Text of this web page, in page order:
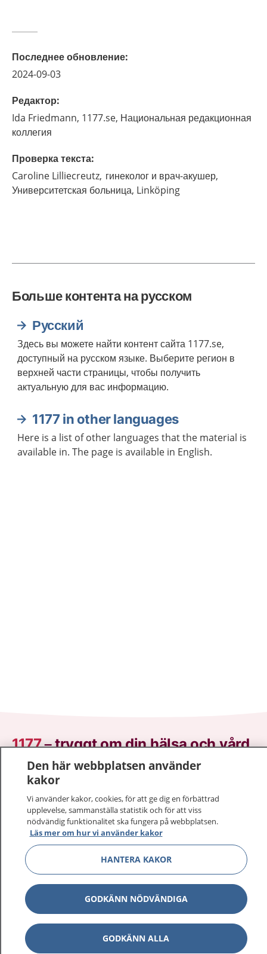
Последнее обновление:
2024-09-03
Редактор:
Ida Friedmann, 1177.se, Национальная редакционная
коллегия
Проверка текста:
Caroline Lilliecreutz, гинеколог и врач-акушер,
Университетская больница, Linköping
Больше контента на русском
Русский
Здесь вы можете найти контент сайта 1177.se,
доступный на русском языке. Выберите регион в
верхней части страницы, чтобы получить
актуальную для вас информацию.
1177 in other languages
Here is a list of other languages that the material is
available in. The page is available in English.
1177–tryggt om din hälsa och vård
På 1177.se får du råd om hälsa och information om
sjukdomar och vilka mottagningar du kan kontakta.
Logga in för att läsa din journal och göra dina
vårdärenden. Ring telefonnummer 1177 för
sjukvårdsrådgivning dygnet runt.
1177 ger dig råd när du vill må bättre.
1177 på flera språk
Show
Den här webbplatsen använder
kakor
Vi använder kakor, cookies, för att ge dig en förbättrad
upplevelse, sammanställa statistik och för att viss
nödvändig funktionalitet ska fungera på webbplatsen.
Läs mer om hur vi använder kakor
HANTERA KAKOR
GODKÄNN NÖDVÄNDIGA
GODKÄNN ALLA